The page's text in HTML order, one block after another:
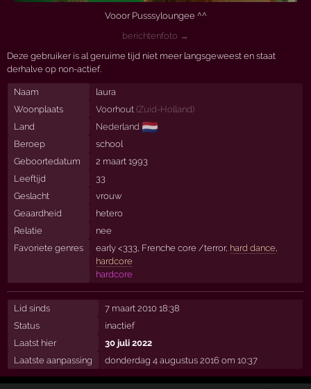
Vooor Pusssyloungee ^^
berichtenfoto →
Deze gebruiker is al geruime tijd niet meer langsgeweest en staat
derhalve op non-actief.
Naam
laura
Woonplaats
Voorhout (Zuid-Holland)
Land
Nederland 🇳🇱
Beroep
school
Geboortedatum
2 maart 1993
Leeftijd
33
Geslacht
vrouw
Geaardheid
hetero
Relatie
nee
Favoriete genres
early <333, Frenche core /terror, hard dance,
hardcore
hardcore
Lid sinds
7 maart 2010 18:38
Status
inactief
Laatst hier
30 juli 2022
Laatste aanpassing
donderdag 4 augustus 2016 om 10:37